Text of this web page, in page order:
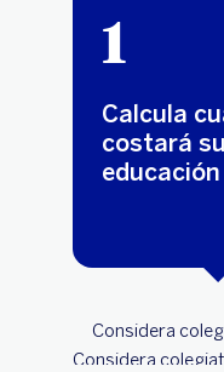
1
Calcula
costará su
educación
Considera
Considera